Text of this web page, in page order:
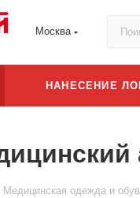
Москва
НАНЕСЕНИЕ
Медицинская одежда и